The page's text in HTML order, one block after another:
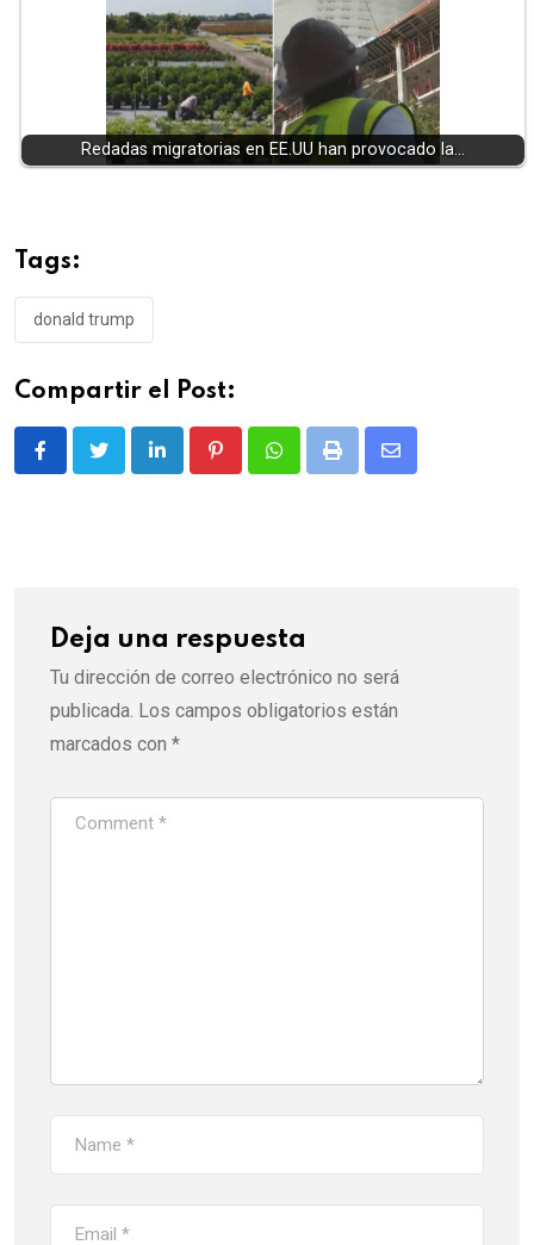
Redadas migratorias en EE.UU han provocado la…
Tags:
donald trump
Compartir el Post:
LinkedIn PinterestWhatsappPrint
Share
Deja una respuesta
Tu dirección de correo electrónico no será
publicada. Los campos obligatorios están
marcados con *